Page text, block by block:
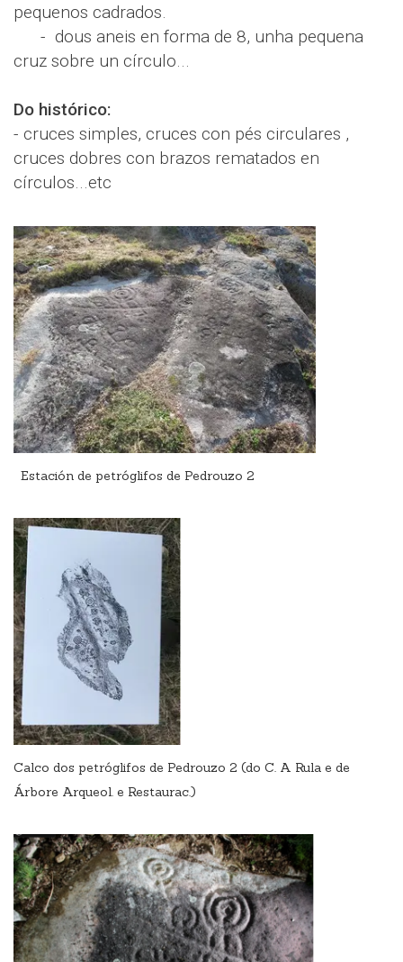
pequenos cadrados.
- dous aneis en forma de 8, unha pequena
cruz sobre un círculo...
Do histórico:
- cruces simples, cruces con pés circulares ,
cruces dobres con brazos rematados en
círculos...etc
Estación de petróglifos de Pedrouzo 2
Calco dos petróglifos de Pedrouzo 2 (do C. A Rula e de
Árbore Arqueol. e Restaurac.)